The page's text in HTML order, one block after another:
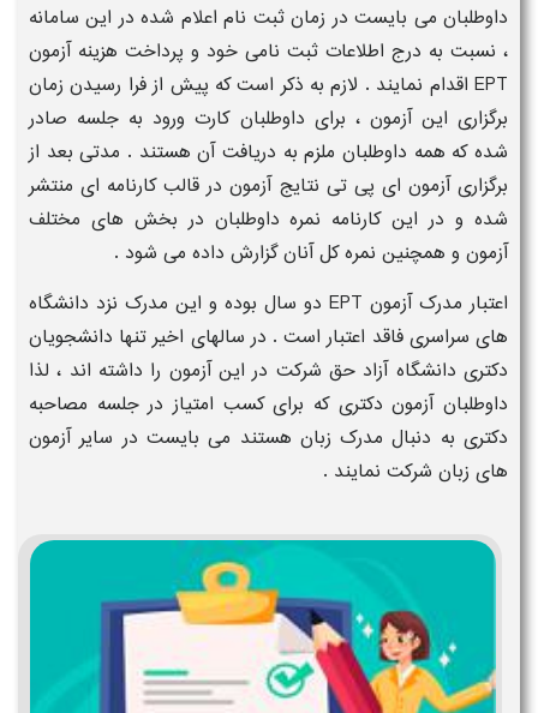
داوطلبان می بایست در زمان ثبت نام اعلام شده در این سامانه
، نسبت به درج اطلاعات ثبت نامی خود و پرداخت هزینه آزمون
EPT اقدام نمایند . لازم به ذکر است که پیش از فرا رسیدن زمان
برگزاری این آزمون ، برای داوطلبان کارت ورود به جلسه صادر
شده که همه داوطلبان ملزم به دریافت آن هستند . مدتی بعد از
برگزاری آزمون ای پی تی نتایج آزمون در قالب کارنامه ای منتشر
شده و در این کارنامه نمره داوطلبان در بخش های مختلف
آزمون و همچنین نمره کل آنان گزارش داده می شود .
اعتبار مدرک آزمون EPT دو سال بوده و این مدرک نزد دانشگاه
های سراسری فاقد اعتبار است . در سالهای اخیر تنها دانشجویان
دکتری دانشگاه آزاد حق شرکت در این آزمون را داشته اند ، لذا
داوطلبان آزمون دکتری که برای کسب امتیاز در جلسه مصاحبه
دکتری به دنبال مدرک زبان هستند می بایست در سایر آزمون
های زبان شرکت نمایند .